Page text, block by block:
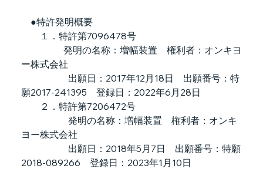
●特許発明概要
１．特許第7096478号
発明の名称：増幅装置　権利者：オンキヨ
ー株式会社
出願日：2017年12月18日　出願番号：特
願2017-241395　登録日：2022年6月28日
２．特許第7206472号
発明の名称：増幅装置　権利者：オンキ
ヨー株式会社
出願日：2018年5月7日　出願番号：特願
2018-089266　登録日：2023年1月10日